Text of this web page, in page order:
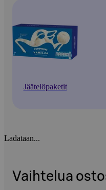
Jäätelöpaketit
Ladataan...
Vaihtelua